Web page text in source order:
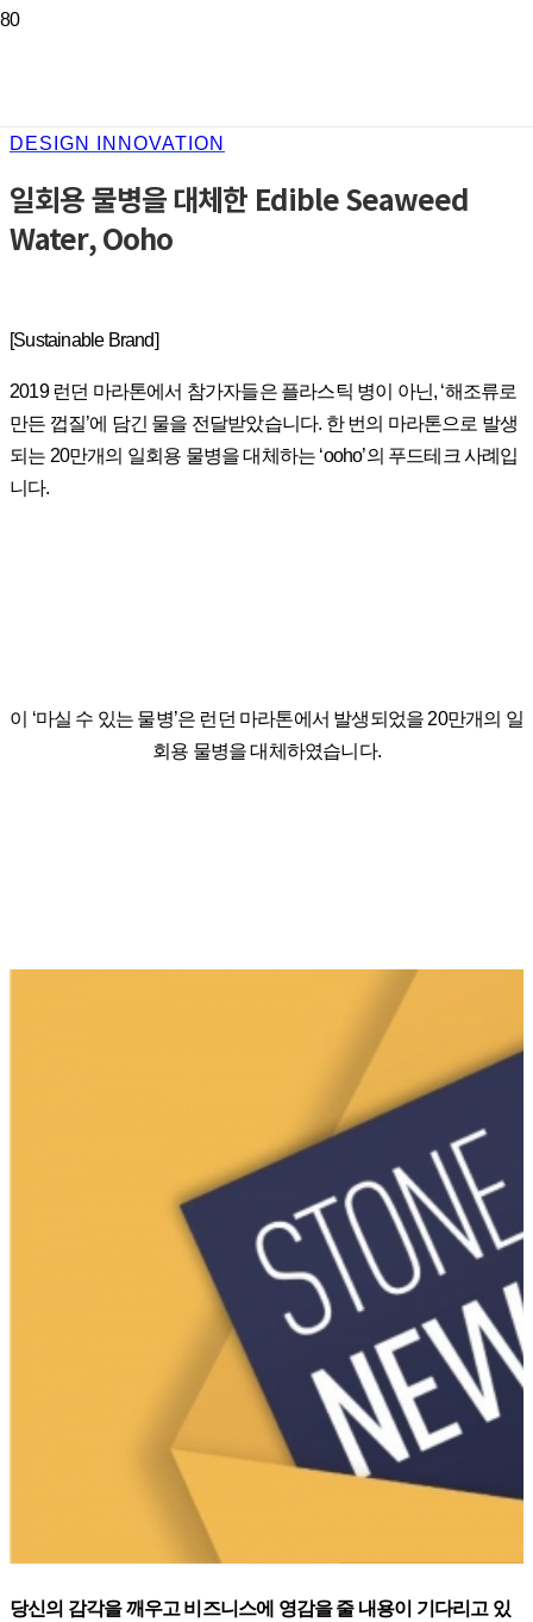
DESIGN INNOVATION
일회용 물병을 대체한 Edible Seaweed
Water, Ooho
[Sustainable Brand]
2019 런던 마라톤에서 참가자들은 플라스틱 병이 아닌, ‘해조류로
만든 껍질’에 담긴 물을 전달받았습니다. 한 번의 마라톤으로 발생
되는 20만개의 일회용 물병을 대체하는 ‘ooho’의 푸드테크 사례입
니다.
이 ‘마실 수 있는 물병’은 런던 마라톤에서 발생되었을 20만개의 일
회용 물병을 대체하였습니다.
당신의 감각을 깨우고 비즈니스에 영감을 줄 내용이 기다리고 있